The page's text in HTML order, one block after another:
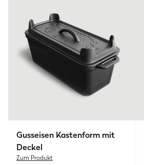
Gusseisen Kastenform mit
Deckel
Zum Produkt